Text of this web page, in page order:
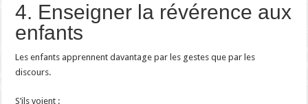
4. Enseigner la révérence aux
enfants
Les enfants apprennent davantage par les gestes que par les
discours.
S’ils voient :